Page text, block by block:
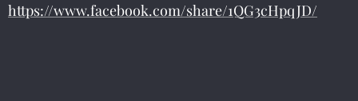
https://www.facebook.com/share/1QG3cHpqJD/